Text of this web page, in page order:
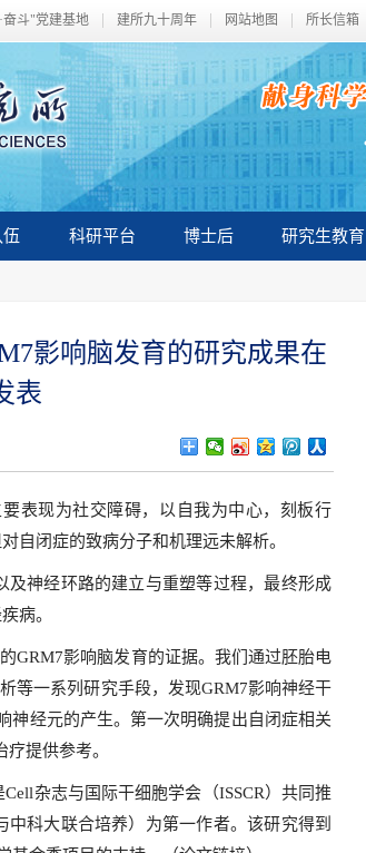
奋斗"党建基地 建所九十周年 网站地图 所长信箱
科研平台 博士后 研究生教育
影响脑发育的研究成果在
表
现为社交障碍，以自我为中心，刻板行
自闭症的致病分子和机理远未解析。
神经环路的建立与重塑等过程，最终形成
病。
影响脑发育的证据。我们通过胚胎电
等一系列研究手段，发现GRM7影响神经干
神经元的产生。第一次明确提出自闭症相关
提供参考。
杂志与国际干细胞学会（ISSCR）共同推
科大联合培养）为第一作者。该研究得到